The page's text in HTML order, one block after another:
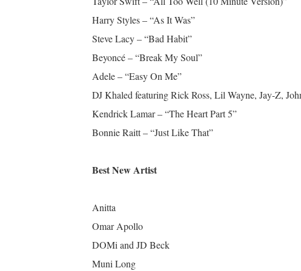
Harry Styles – “As It Was”
Steve Lacy – “Bad Habit”
Beyoncé – “Break My Soul”
Adele – “Easy On Me”
DJ Khaled featuring Rick Ross, Lil Wayne, Jay-Z,
Kendrick Lamar – “The Heart Part 5”
Bonnie Raitt – “Just Like That”
Best New Artist
Anitta
Omar Apollo
DOMi and JD Beck
Muni Long